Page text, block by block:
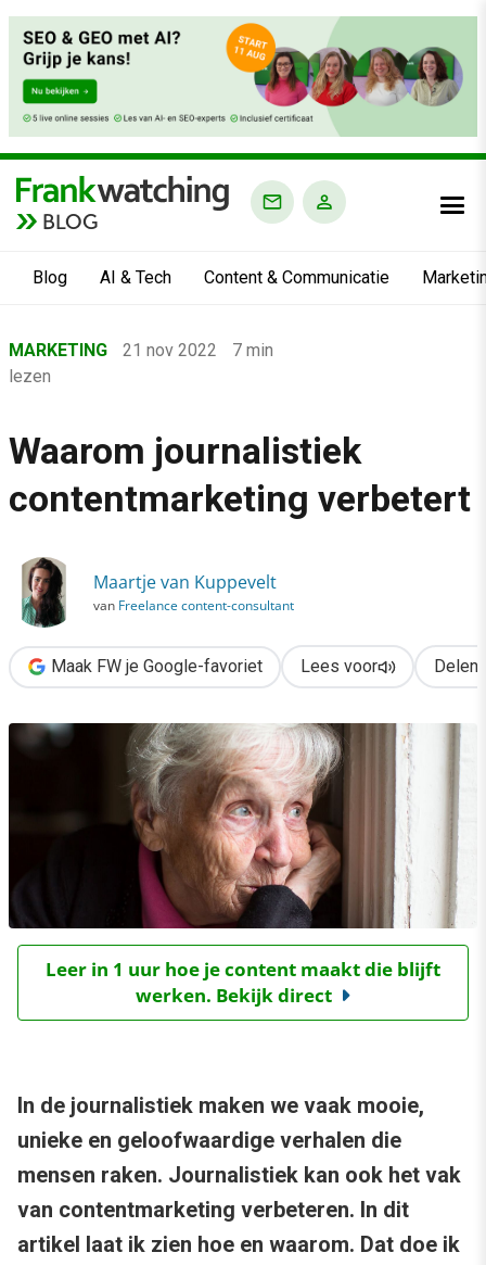
BLOG
Blog AI & Tech Content & Communicatie
›
Marketing
›
MARKETING 21 nov 2022
7 min
lezen
Waarom journalistiek
contentmarketing verbetert
Maartje van Kuppevelt
van Freelance content-consultant
Maak FW je Google-favoriet Lees voor Delen
Leer in 1 uur hoe je content maakt die blijft
werken. Bekijk direct
In de journalistiek maken we vaak mooie,
unieke en geloofwaardige verhalen die
mensen raken. Journalistiek kan ook het vak
van contentmarketing verbeteren. In dit
artikel laat ik zien hoe en waarom. Dat doe ik